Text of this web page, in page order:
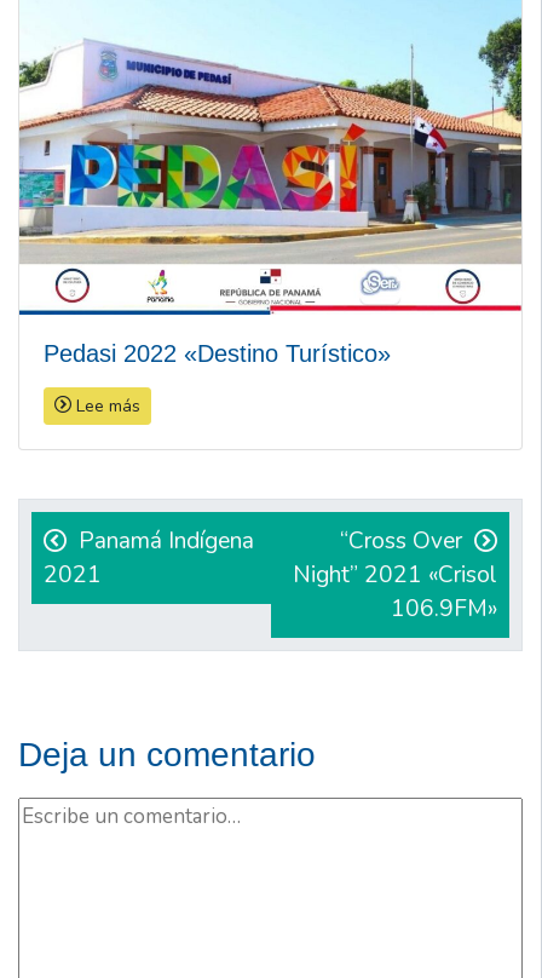
Pedasi 2022 «Destino Turístico»
Lee más
Navegación
de
entradas
Panamá Indígena
2021
“Cross Over
Night” 2021 «Crisol
106.9FM»
Deja un comentario